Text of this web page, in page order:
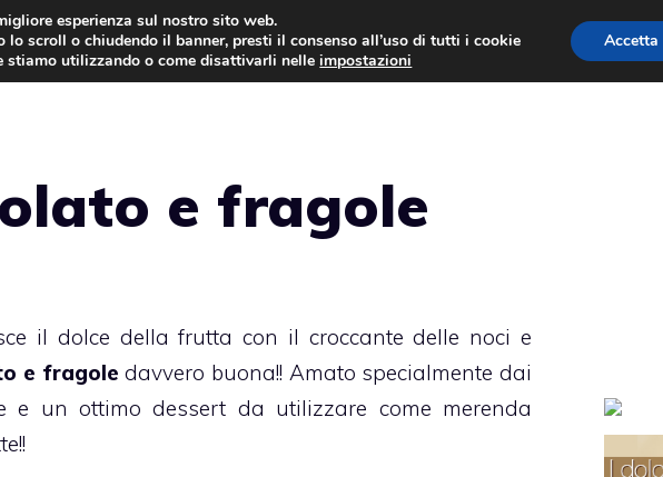
TORTE AL CIOCCOLATO TORTE CLASSICHE TORTE PER BAMBINI
e fragole
il dolce dellafrutta con il croccante delle noci e
e fragoledavvero buona!! Amato specialmente dai
un ottimo dessert da utilizzare come merenda
esperienza sul nostro sito web.
lo scroll o chiudendo il banner, presti il consenso all’uso di tutti i cookie
stiamo utilizzando o come disattivarli nelleimpostazioni
Accetta